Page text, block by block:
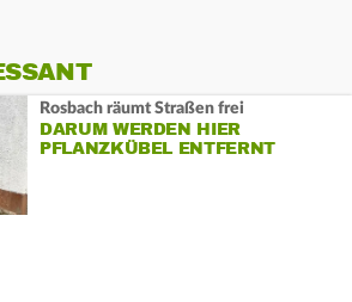
Rosbach räumt Straßen frei
DARUM WERDEN HIER
PFLANZKÜBEL ENTFERNT